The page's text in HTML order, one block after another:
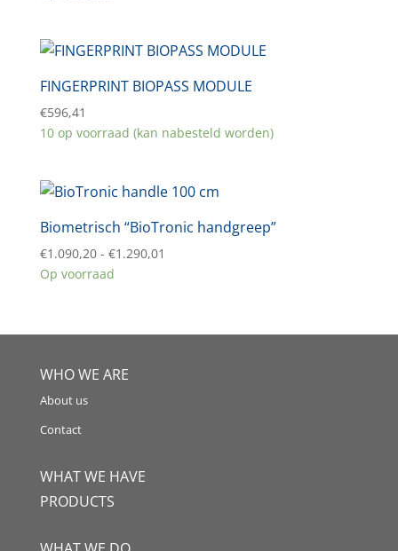
FINGERPRINT BIOPASS MODULE
€596,41
10 op voorraad (kan nabesteld worden)
Biometrisch “BioTronic handgreep”
€1.090,20 - €1.290,01
Op voorraad
WHO WE ARE
About us
Contact
WHAT WE HAVE
PRODUCTS